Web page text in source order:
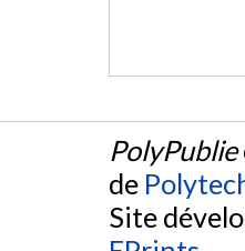
PolyPublie
de
Site